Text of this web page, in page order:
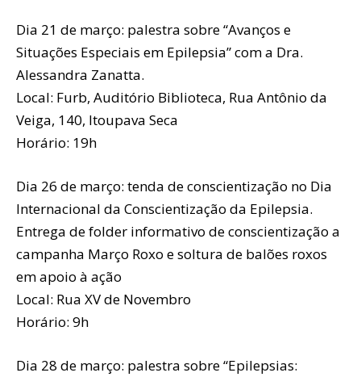
Dia 21 de março: palestra sobre “Avanços e
Situações Especiais em Epilepsia” com a Dra.
Alessandra Zanatta.
Local: Furb, Auditório Biblioteca, Rua Antônio da
Veiga, 140, Itoupava Seca
Horário: 19h
Dia 26 de março: tenda de conscientização no Dia
Internacional da Conscientização da Epilepsia.
Entrega de folder informativo de conscientização a
campanha Março Roxo e soltura de balões roxos
em apoio à ação
Local: Rua XV de Novembro
Horário: 9h
Dia 28 de março: palestra sobre “Epilepsias: